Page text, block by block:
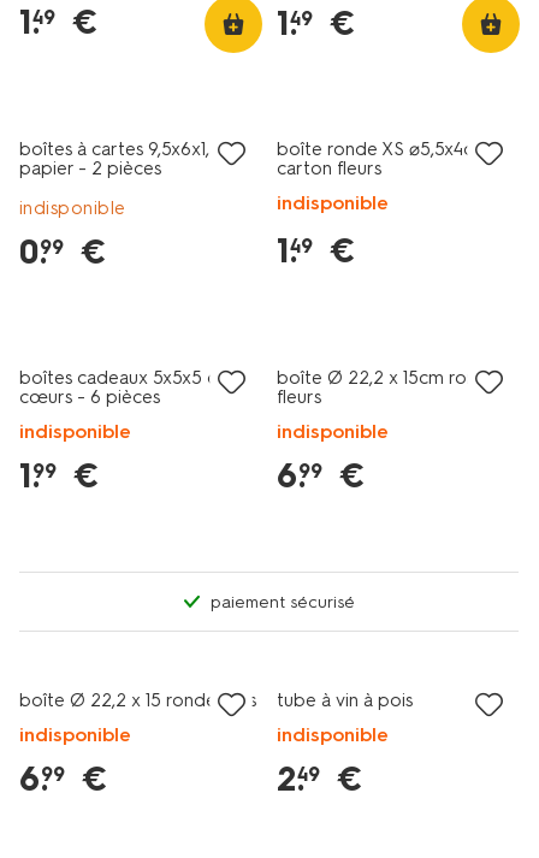
1.
49 € 1.
49 €
boîtes à cartes 9,5x6x1,5cm
papier - 2 pièces
indisponible
0.
99 €
boîte ronde XS ⌀5,5x4cm
carton fleurs
indisponible
1.
49 €
boîtes cadeaux 5x5x5 cm
cœurs - 6 pièces
indisponible
1.
99 €
boîte Ø 22,2 x 15 cm ronde
fleurs
indisponible
6.
99 €
paiement sécurisé
boîte Ø 22,2 x 15 ronde pois
indisponible
6.
99 €
tube à vin à pois
indisponible
2.
49 €